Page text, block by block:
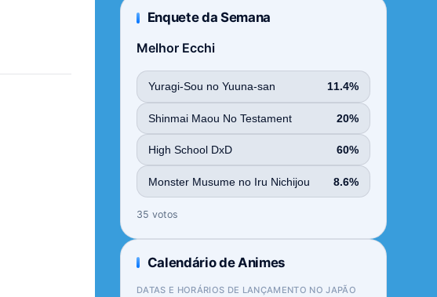
Enquete da Semana
Melhor Ecchi
Yuragi-Sou no Yuuna-san 11.4%
Shinmai Maou No Testament 20%
High School DxD 60%
Monster Musume no Iru Nichijou 8.6%
35 votos
Calendário de Animes
DATAS E HORÁRIOS DE LANÇAMENTO NO JAPÃO